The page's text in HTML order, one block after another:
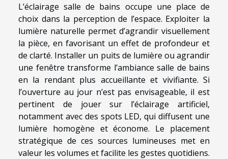
L’éclairage salle de bains occupe une place de
choix dans la perception de l’espace. Exploiter la
lumière naturelle permet d’agrandir visuellement
la pièce, en favorisant un effet de profondeur et
de clarté. Installer un puits de lumière ou agrandir
une fenêtre transforme l’ambiance salle de bains
en la rendant plus accueillante et vivifiante. Si
l’ouverture au jour n’est pas envisageable, il est
pertinent de jouer sur l’éclairage artificiel,
notamment avec des spots LED, qui diffusent une
lumière homogène et économe. Le placement
stratégique de ces sources lumineuses met en
valeur les volumes et facilite les gestes quotidiens.